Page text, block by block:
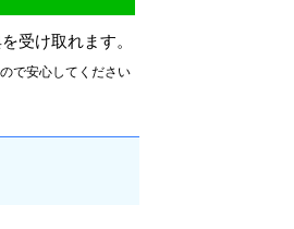
受け取れます。
で安心してください